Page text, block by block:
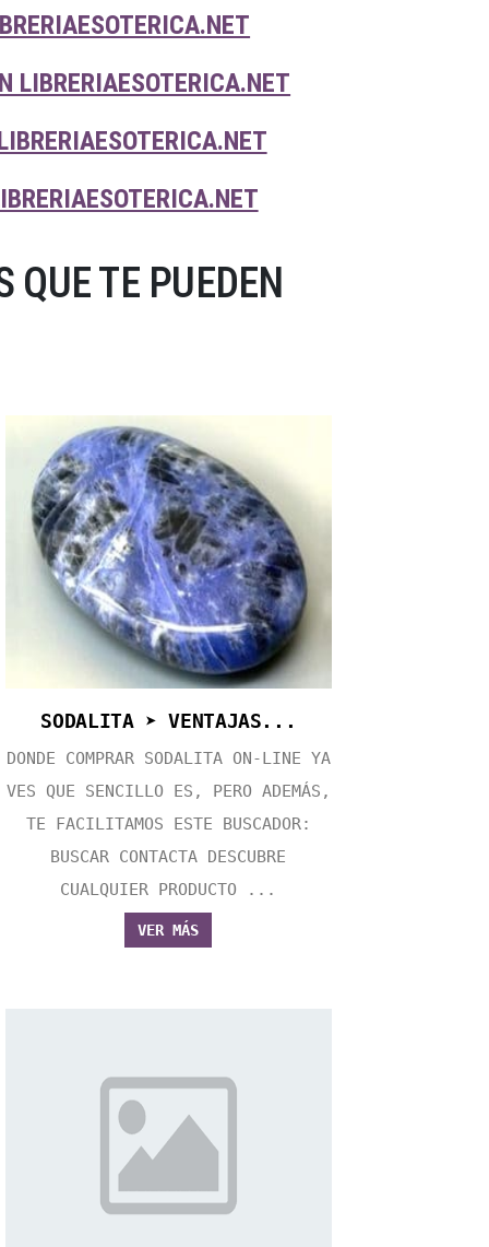
LIBRERIAESOTERICA.NET
QUE TE PUEDEN
SODALITA ➤ VENTAJAS...
DONDE COMPRAR SODALITA ON-LINE YA
VES QUE SENCILLO ES, PERO ADEMÁS,
TE FACILITAMOS ESTE BUSCADOR:
BUSCAR CONTACTA DESCUBRE
CUALQUIER PRODUCTO ...
VER MÁS